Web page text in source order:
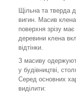
Щільна та тверда
вигин. Масив
поверхня зрізу
деревини клена
відтінки.
З масиву
у будівництві,
Серед основних
виділити: